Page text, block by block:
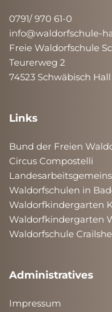
0791/ 970 61-0
info@waldorfschule-
Freie Waldorfschule
Teurerweg 2
74523 Schwäbisch Hall
Links
Bund der Freien
Circus Compostelli
Waldorfschulen in
Waldorfkindergarten
Waldorfkindergarten
Waldorfschule
Administratives
Impressum